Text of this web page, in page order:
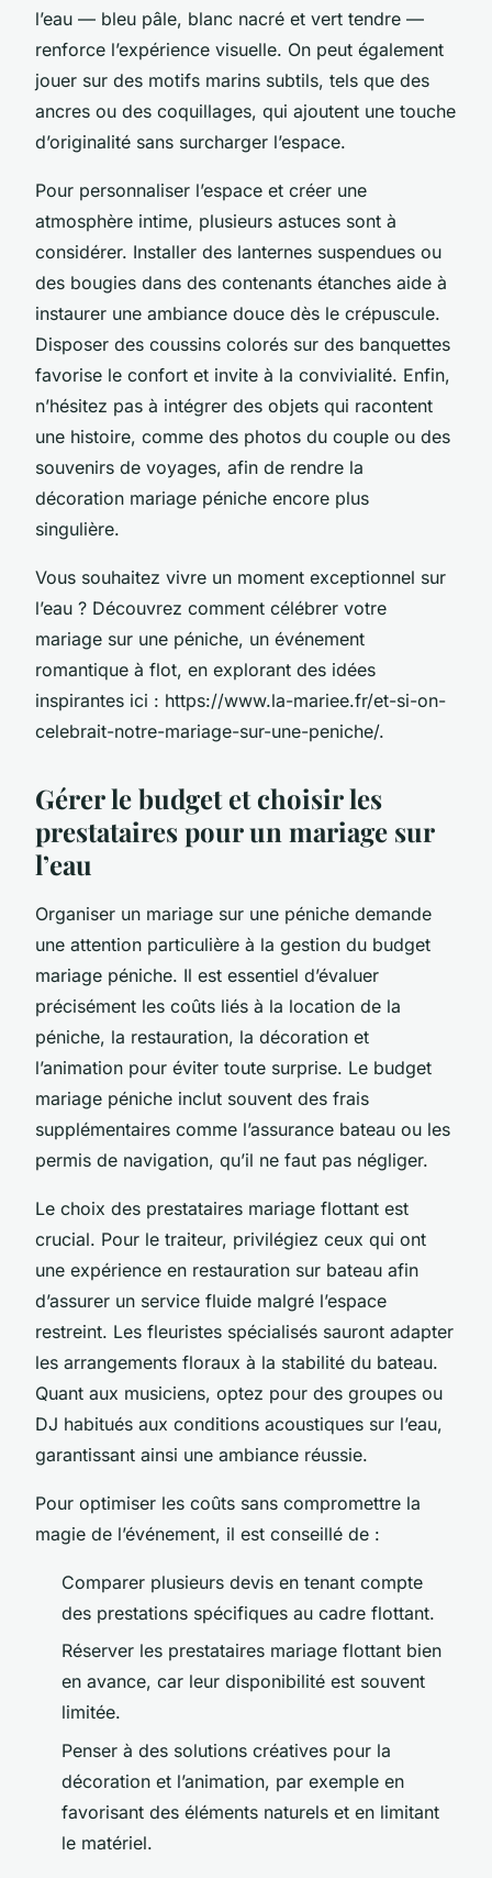
l’eau — bleu pâle, blanc nacré et vert tendre —
renforce l’expérience visuelle. On peut également
jouer sur des motifs marins subtils, tels que des
ancres ou des coquillages, qui ajoutent une touche
d’originalité sans surcharger l’espace.
Pour personnaliser l’espace et créer une
atmosphère intime, plusieurs astuces sont à
considérer. Installer des lanternes suspendues ou
des bougies dans des contenants étanches aide à
instaurer une ambiance douce dès le crépuscule.
Disposer des coussins colorés sur des banquettes
favorise le confort et invite à la convivialité. Enfin,
n’hésitez pas à intégrer des objets qui racontent
une histoire, comme des photos du couple ou des
souvenirs de voyages, afin de rendre la
décoration mariage péniche encore plus
singulière.
Vous souhaitez vivre un moment exceptionnel sur
l’eau ? Découvrez comment célébrer votre
mariage sur une péniche, un événement
romantique à flot, en explorant des idées
inspirantes ici : https://www.la-mariee.fr/et-si-on-
celebrait-notre-mariage-sur-une-peniche/.
Gérer le budget et choisir les
prestataires pour un mariage sur
l’eau
Organiser un mariage sur une péniche demande
une attention particulière à la gestion du budget
mariage péniche. Il est essentiel d’évaluer
précisément les coûts liés à la location de la
péniche, la restauration, la décoration et
l’animation pour éviter toute surprise. Le budget
mariage péniche inclut souvent des frais
supplémentaires comme l’assurance bateau ou les
permis de navigation, qu’il ne faut pas négliger.
Le choix des prestataires mariage flottant est
crucial. Pour le traiteur, privilégiez ceux qui ont
une expérience en restauration sur bateau afin
d’assurer un service fluide malgré l’espace
restreint. Les fleuristes spécialisés sauront adapter
les arrangements floraux à la stabilité du bateau.
Quant aux musiciens, optez pour des groupes ou
DJ habitués aux conditions acoustiques sur l’eau,
garantissant ainsi une ambiance réussie.
Pour optimiser les coûts sans compromettre la
magie de l’événement, il est conseillé de :
Comparer plusieurs devis en tenant compte
des prestations spécifiques au cadre flottant.
Réserver les prestataires mariage flottant bien
en avance, car leur disponibilité est souvent
limitée.
Penser à des solutions créatives pour la
décoration et l’animation, par exemple en
favorisant des éléments naturels et en limitant
le matériel.